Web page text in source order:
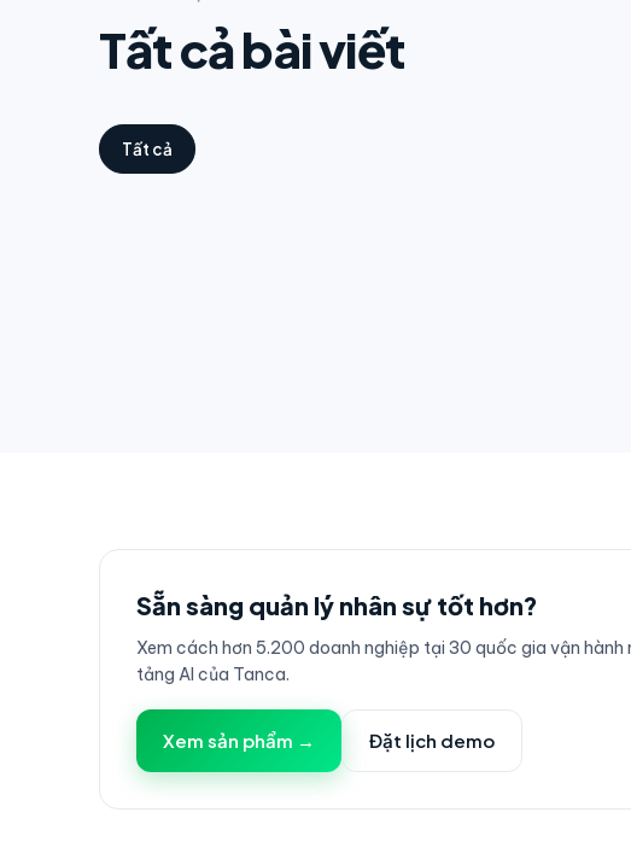
Tất cả bài viết
Tất cả
Sẵn sàng quản lý nhân sự tốt hơn?
Xem cách hơn 5.200 doanh nghiệp tại 30 quốc gia vận hành
tảng AI của Tanca.
Xem sản phẩm → Đặt lịch demo